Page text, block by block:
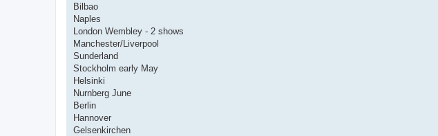
Bilbao
Naples
London Wembley - 2 shows
Manchester/Liverpool
Sunderland
Stockholm early May
Helsinki
Nurnberg June
Berlin
Hannover
Gelsenkirchen